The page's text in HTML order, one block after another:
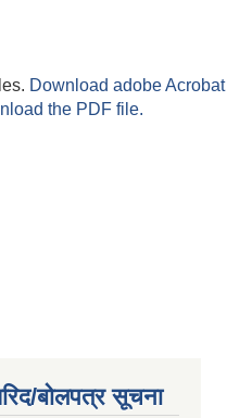
Download adobe Acrobat
the PDF file.
बोलपत्र सूचना